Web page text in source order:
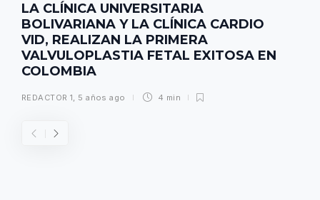
LA CLÍNICA UNIVERSITARIA
BOLIVARIANA Y LA CLÍNICA CARDIO
VID, REALIZAN LA PRIMERA
VALVULOPLASTIA FETAL EXITOSA EN
COLOMBIA
REDACTOR 1, 5 años ago 4 min